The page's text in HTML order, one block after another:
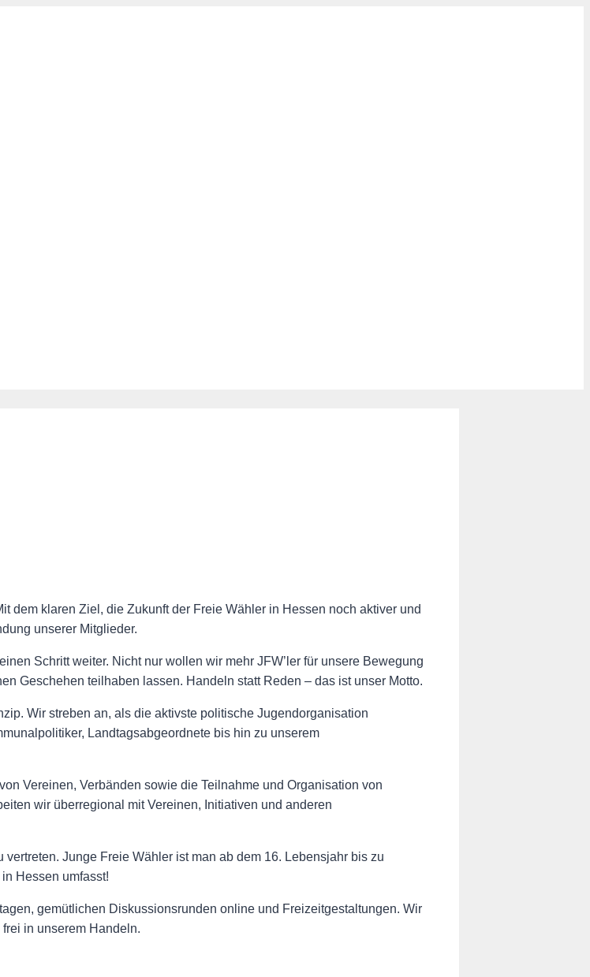
dem klaren Ziel, die Zukunft der Freie Wähler in Hessen noch aktiver und
unserer Mitglieder.
Schritt weiter. Nicht nur wollen wir mehr JFW’ler für unsere Bewegung
Geschehen teilhaben lassen. Handeln statt Reden – das ist unser Motto.
Wir streben an, als die aktivste politische Jugendorganisation
Landtagsabgeordnete bis hin zu unserem
Vereinen, Verbänden sowie die Teilnahme und Organisation von
wir überregional mit Vereinen, Initiativen und anderen
Junge Freie Wähler ist man ab dem 16. Lebensjahr bis zu
Hessen umfasst!
gemütlichen Diskussionsrunden online und Freizeitgestaltungen. Wir
in unserem Handeln.